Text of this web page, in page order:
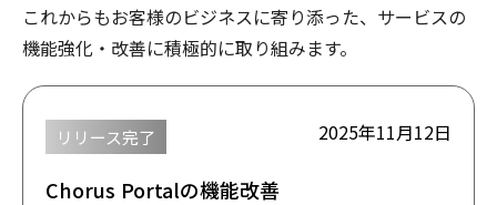
これからもお客様のビジネスに寄り添った、サービスの
機能強化・改善に積極的に取り組みます。
リリース完了 2025年11月12日
Chorus Portalの機能改善